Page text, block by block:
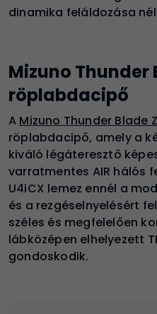
dinamika feláldozása
Mizuno Thunder
röplabdacipő
A Mizuno Thunder Blade
röplabdacipő, amely a
kiváló légáteresztő
varratmentes AIR hálós
U4iCX lemez ennél a
és a rezgéselnyelésért
széles és megfelelően
lábközépen elhelyezett
gondoskodik.